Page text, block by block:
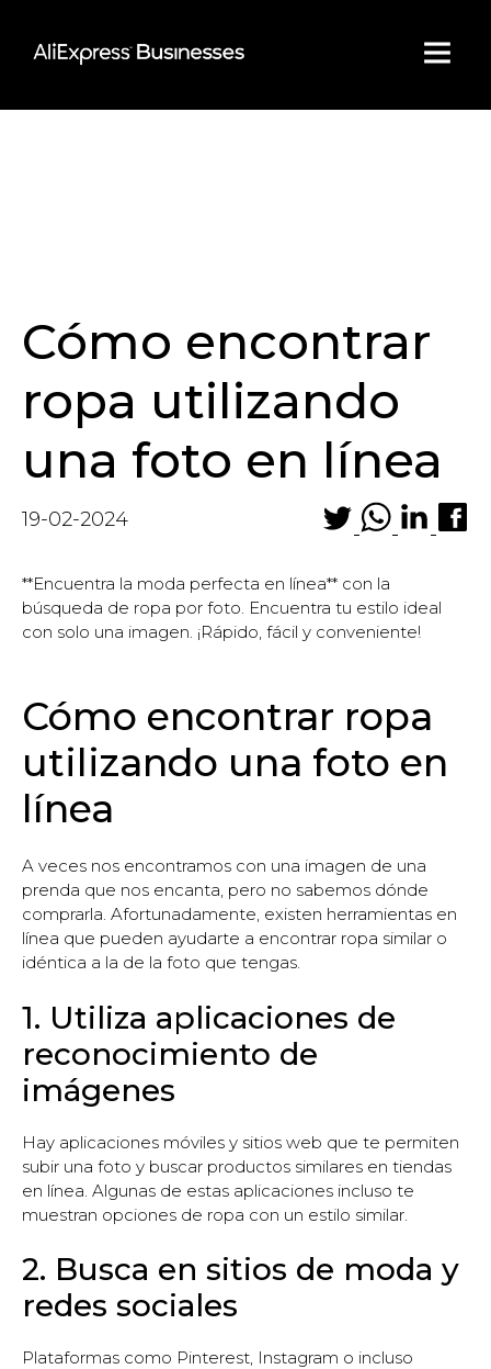
content
Cómo encontrar
ropa utilizando
una foto en línea
19-02-2024
**Encuentra la moda perfecta en línea** con la
búsqueda de ropa por foto. Encuentra tu estilo ideal
con solo una imagen. ¡Rápido, fácil y conveniente!
Cómo encontrar ropa
utilizando una foto en
línea
A veces nos encontramos con una imagen de una
prenda que nos encanta, pero no sabemos dónde
comprarla. Afortunadamente, existen herramientas en
línea que pueden ayudarte a encontrar ropa similar o
idéntica a la de la foto que tengas.
1. Utiliza aplicaciones de
reconocimiento de
imágenes
Hay aplicaciones móviles y sitios web que te permiten
subir una foto y buscar productos similares en tiendas
en línea. Algunas de estas aplicaciones incluso te
muestran opciones de ropa con un estilo similar.
2. Busca en sitios de moda y
redes sociales
Plataformas como Pinterest, Instagram o incluso